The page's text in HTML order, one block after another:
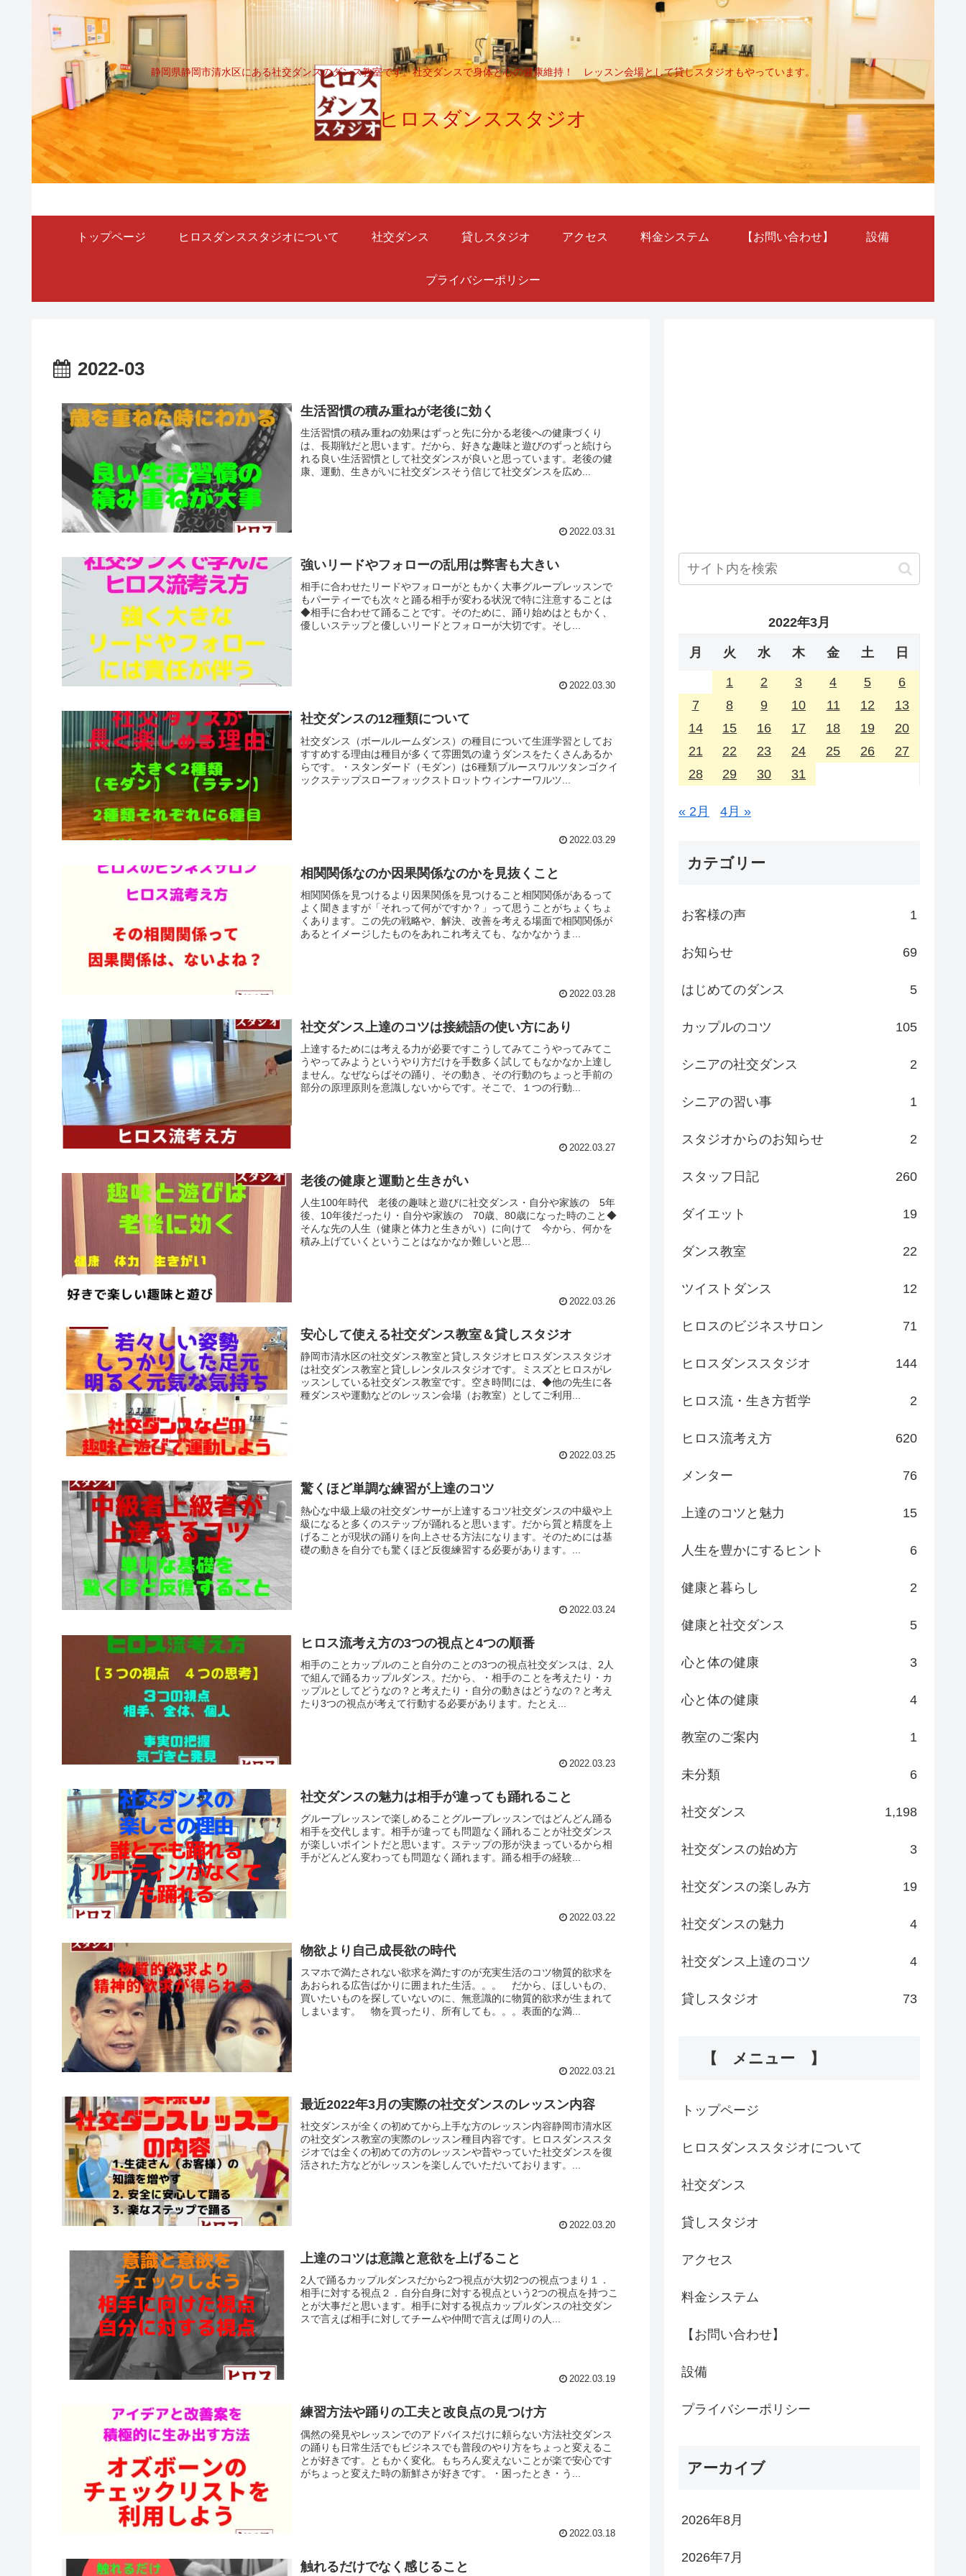
静岡県静岡市清水区にある社交ダンスのダンス教室です。社交ダンスで身体と心の健康維持！ レッスン会場として貸しスタジオもやっています。
ヒロスダンススタジオ
トップページ ヒロスダンススタジオについて 社交ダンス 貸しスタジオ アクセス 料金システム 【お問い合わせ】 設備
プライバシーポリシー
2022-03
生活習慣の積み重ねが老後に効く
生活習慣の積み重ねの効果はずっと先に分かる老後への健康づくり
は、長期戦だと思います。だから、好きな趣味と遊びのずっと続けら
れる良い生活習慣として社交ダンスが良いと思っています。老後の健
康、運動、生きがいに社交ダンスそう信じて社交ダンスを広め...
2022.03.31
強いリードやフォローの乱用は弊害も大きい
相手に合わせたリードやフォローがともかく大事グループレッスンで
もパーティーでも次々と踊る相手が変わる状況で特に注意することは
◆相手に合わせて踊ることです。そのために、踊り始めはともかく、
優しいステップと優しいリードとフォローが大切です。そし...
2022.03.30
社交ダンスの12種類について
社交ダンス（ボールルームダンス）の種目について生涯学習としてお
すすめする理由は種目が多くて雰囲気の違うダンスをたくさんあるか
らです。・スタンダード（モダン）は6種類ブルースワルツタンゴクイ
ックステップスローフォックストロットウィンナーワルツ...
2022.03.29
相関関係なのか因果関係なのかを見抜くこと
相関関係を見つけるより因果関係を見つけること相関関係があるって
よく聞きますが「それって何がですか？」って思うことがちょくちょ
くあります。この先の戦略や、解決、改善を考える場面で相関関係が
あるとイメージしたものをあれこれ考えても、なかなかうま...
2022.03.28
社交ダンス上達のコツは接続語の使い方にあり
上達するためには考える力が必要ですこうしてみてこうやってみてこ
うやってみようというやり方だけを手数多く試してもなかなか上達し
ません。なぜならばその踊り、その動き、その行動のちょっと手前の
部分の原理原則を意識しないからです。そこで、１つの行動...
2022.03.27
老後の健康と運動と生きがい
人生100年時代 老後の趣味と遊びに社交ダンス・自分や家族の 5年
後、10年後だったり・自分や家族の 70歳、80歳になった時のこと◆
そんな先の人生（健康と体力と生きがい）に向けて 今から、何かを
積み上げていくということはなかなか難しいと思...
2022.03.26
安心して使える社交ダンス教室＆貸しスタジオ
静岡市清水区の社交ダンス教室と貸しスタジオヒロスダンススタジオ
は社交ダンス教室と貸しレンタルスタジオです。ミスズとヒロスがレ
ッスンしている社交ダンス教室です。空き時間には、◆他の先生に各
種ダンスや運動などのレッスン会場（お教室）としてご利用...
2022.03.25
驚くほど単調な練習が上達のコツ
熱心な中級上級の社交ダンサーが上達するコツ社交ダンスの中級や上
級になると多くのステップが踊れると思います。だから質と精度を上
げることが現状の踊りを向上させる方法になります。そのためには基
礎の動きを自分でも驚くほど反復練習する必要があります。...
2022.03.24
ヒロス流考え方の3つの視点と4つの順番
相手のことカップルのこと自分のことの3つの視点社交ダンスは、2人
で組んで踊るカップルダンス。だから、・相手のことを考えたり・カ
ップルとしてどうなの？と考えたり・自分の動きはどうなの？と考え
たり3つの視点が考えて行動する必要があります。たとえ...
2022.03.23
社交ダンスの魅力は相手が違っても踊れること
グループレッスンで楽しめることグループレッスンではどんどん踊る
相手を交代します。相手が違っても問題なく踊れることが社交ダンス
が楽しいポイントだと思います。ステップの形が決まっているから相
手がどんどん変わっても問題なく踊れます。踊る相手の経験...
2022.03.22
物欲より自己成長欲の時代
スマホで満たされない欲求を満たすのが充実生活のコツ物質的欲求を
あおられる広告ばかりに囲まれた生活。。。 だから、ほしいもの、
買いたいものを探していないのに、無意識的に物質的欲求が生まれて
しまいます。 物を買ったり、所有しても。。。表面的な満...
2022.03.21
最近2022年3月の実際の社交ダンスのレッスン内容
社交ダンスが全くの初めてから上手な方のレッスン内容静岡市清水区
の社交ダンス教室の実際のレッスン種目内容です。ヒロスダンススタ
ジオでは全くの初めての方のレッスンや昔やっていた社交ダンスを復
活された方などがレッスンを楽しんでいただいております。...
2022.03.20
上達のコツは意識と意欲を上げること
2人で踊るカップルダンスだから2つ視点が大切2つの視点つまり１．
相手に対する視点２．自分自身に対する視点という2つの視点を持つこ
とが大事だと思います。相手に対する視点カップルダンスの社交ダン
スで言えば相手に対してチームや仲間で言えば周りの人...
2022.03.19
練習方法や踊りの工夫と改良点の見つけ方
偶然の発見やレッスンでのアドバイスだけに頼らない方法社交ダンス
の踊りも日常生活でもビジネスでも普段のやり方をちょっと変えるこ
とが好きです。ともかく変化。もちろん変えないことが楽で安心です
がちょっと変えた時の新鮮さが好きです。・困ったとき・う...
2022.03.18
触れるだけでなく感じること
2022年3月
月 火 水 木 金 土 日
1 2 3 4 5
6
7
8 9 10 11 12
13
14
15 16 17 18 19
20
21
22 23 24 25 26
27
28
29 30 31
« 2月 4月 »
カテゴリー
お客様の声 1
お知らせ 69
はじめてのダンス 5
カップルのコツ 105
シニアの社交ダンス 2
シニアの習い事 1
スタジオからのお知らせ 2
スタッフ日記 260
ダイエット 19
ダンス教室 22
ツイストダンス 12
ヒロスのビジネスサロン 71
ヒロスダンススタジオ 144
ヒロス流・生き方哲学 2
ヒロス流考え方 620
メンター 76
上達のコツと魅力 15
人生を豊かにするヒント 6
健康と暮らし 2
健康と社交ダンス 5
心と体の健康 3
心と体の健康 4
教室のご案内 1
未分類 6
社交ダンス 1,198
社交ダンスの始め方 3
社交ダンスの楽しみ方 19
社交ダンスの魅力 4
社交ダンス上達のコツ 4
貸しスタジオ 73
【 メニュー 】
トップページ
ヒロスダンススタジオについて
社交ダンス
貸しスタジオ
アクセス
料金システム
【お問い合わせ】
設備
プライバシーポリシー
アーカイブ
2026年8月
2026年7月